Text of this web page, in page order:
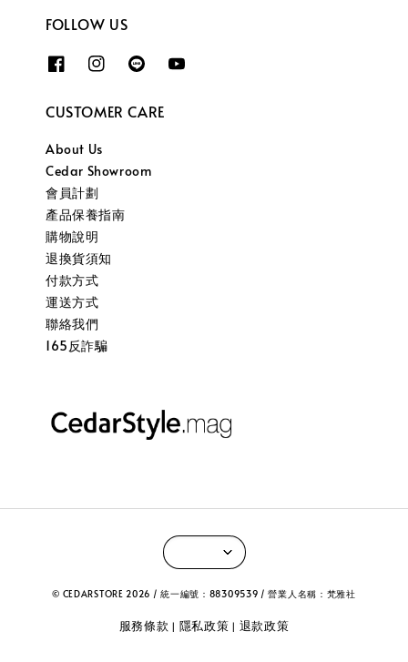
FOLLOW US
CUSTOMER CARE
About Us
Cedar Showroom
會員計劃
產品保養指南
購物說明
退換貨須知
付款方式
運送方式
聯絡我們
165反詐騙
© CEDARSTORE 2026 / 統一編號：88309539 / 營業人名稱：梵雅社
服務條款 | 隱私政策 | 退款政策